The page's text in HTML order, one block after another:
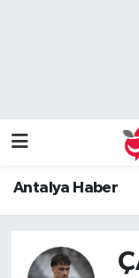
Antalya Haber
Ekonomi
Namaz
Süper Lig